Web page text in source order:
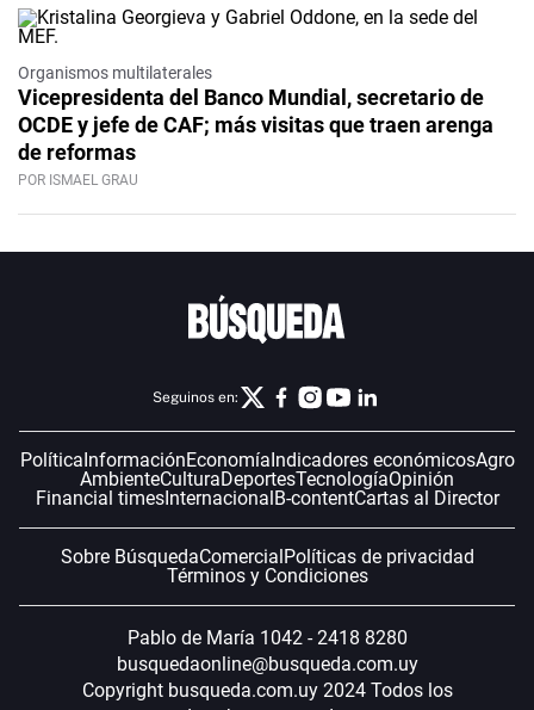
Organismos multilaterales
Vicepresidenta del Banco Mundial, secretario de
OCDE y jefe de CAF; más visitas que traen arenga
de reformas
POR ISMAEL GRAU
Seguinos en:
PolíticaInformaciónEconomíaIndicadores económicosAgro
AmbienteCulturaDeportesTecnologíaOpinión
Financial timesInternacionalB-contentCartas al Director
Sobre BúsquedaComercialPolíticas de privacidad
Términos y Condiciones
Pablo de María 1042 - 2418 8280
busquedaonline@busqueda.com.uy
Copyright busqueda.com.uy 2024 Todos los